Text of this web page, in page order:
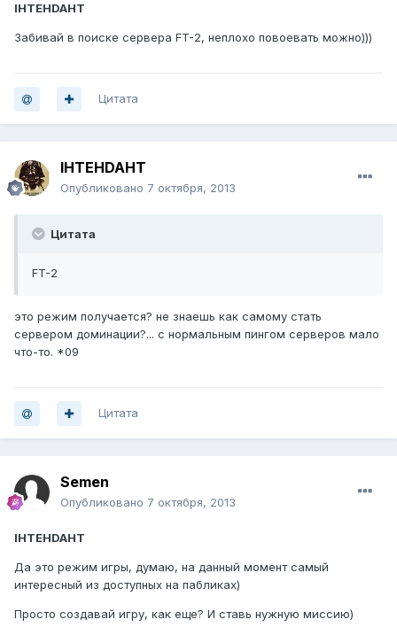
IHTEHDAHT
Забивай в поиске сервера FT-2, неплохо повоевать можно)))
Цитата
IHTEHDAHT
Опубликовано 7 октября, 2013
Цитата
FT-2
это режим получается? не знаешь как самому стать
сервером доминации?... с нормальным пингом серверов мало
что-то. *09
Цитата
Semen
Опубликовано 7 октября, 2013
IHTEHDAHT
Да это режим игры, думаю, на данный момент самый
интересный из доступных на пабликах)
Просто создавай игру, как еще? И ставь нужную миссию)